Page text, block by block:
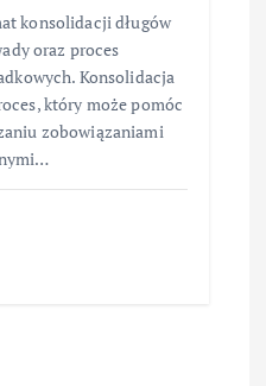
konsolidacji długów
oraz proces
Konsolidacja
który może pomóc
zobowiązaniami